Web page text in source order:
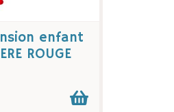
enfant
ROUGE